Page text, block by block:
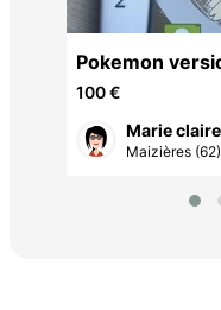
Pokemon
100 €
Marie claire
Maizières (62)